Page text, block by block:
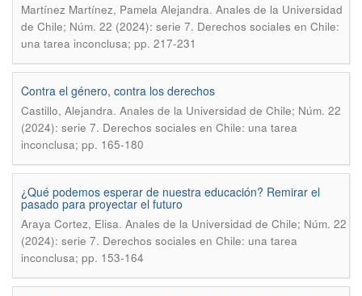
Martínez Martínez, Pamela Alejandra. Anales de la Universidad
de Chile; Núm. 22 (2024): serie 7. Derechos sociales en Chile:
una tarea inconclusa; pp. 217-231
Contra el género, contra los derechos
Castillo, Alejandra. Anales de la Universidad de Chile; Núm. 22
(2024): serie 7. Derechos sociales en Chile: una tarea
inconclusa; pp. 165-180
¿Qué podemos esperar de nuestra educación? Remirar el
pasado para proyectar el futuro
Araya Cortez, Elisa. Anales de la Universidad de Chile; Núm. 22
(2024): serie 7. Derechos sociales en Chile: una tarea
inconclusa; pp. 153-164